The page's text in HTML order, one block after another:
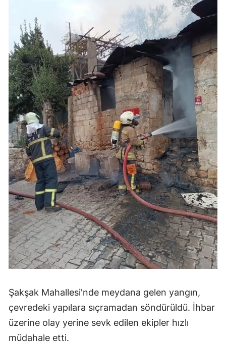
Şakşak Mahallesi'nde meydana gelen yangın,
çevredeki yapılara sıçramadan söndürüldü. İhbar
üzerine olay yerine sevk edilen ekipler hızlı
müdahale etti.